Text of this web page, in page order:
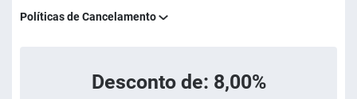
Políticas de Cancelamento
Desconto de: 8,00%